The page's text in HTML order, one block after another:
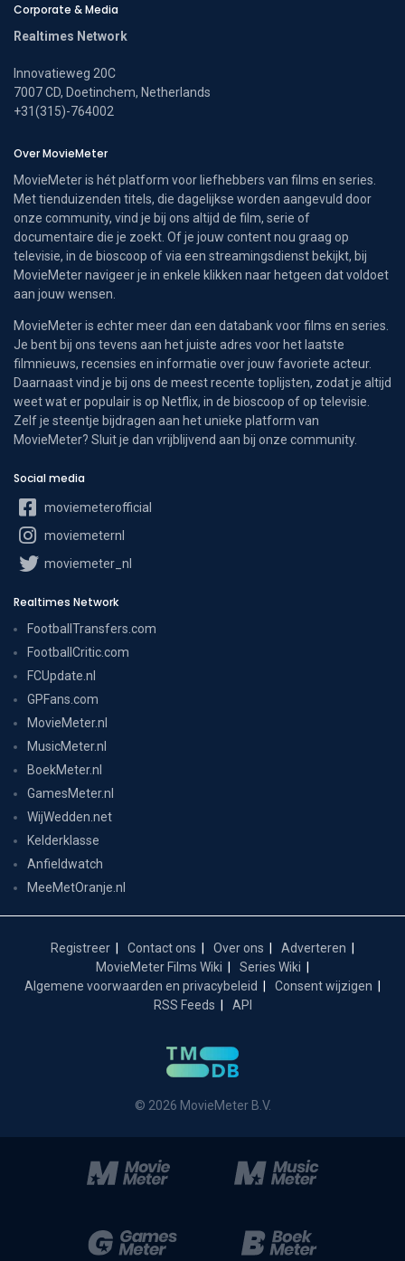
Corporate & Media
Realtimes Network
Innovatieweg 20C
7007 CD, Doetinchem, Netherlands
+31(315)-764002
Over MovieMeter
MovieMeter is hét platform voor liefhebbers van films en series.
Met tienduizenden titels, die dagelijkse worden aangevuld door
onze community, vind je bij ons altijd de film, serie of
documentaire die je zoekt. Of je jouw content nou graag op
televisie, in de bioscoop of via een streamingsdienst bekijkt, bij
MovieMeter navigeer je in enkele klikken naar hetgeen dat voldoet
aan jouw wensen.
MovieMeter is echter meer dan een databank voor films en series.
Je bent bij ons tevens aan het juiste adres voor het laatste
filmnieuws, recensies en informatie over jouw favoriete acteur.
Daarnaast vind je bij ons de meest recente toplijsten, zodat je altijd
weet wat er populair is op Netflix, in de bioscoop of op televisie.
Zelf je steentje bijdragen aan het unieke platform van
MovieMeter? Sluit je dan vrijblijvend aan bij onze community.
Social media
moviemeterofficial
moviemeternl
moviemeter_nl
Realtimes Network
FootballTransfers.com
FootballCritic.com
FCUpdate.nl
GPFans.com
MovieMeter.nl
MusicMeter.nl
BoekMeter.nl
GamesMeter.nl
WijWedden.net
Kelderklasse
Anfieldwatch
MeeMetOranje.nl
Registreer Contact ons Over ons
Adverteren
MovieMeter Films Wiki
Series Wiki
Algemene voorwaarden en privacybeleid
Consent wijzigen
RSS Feeds
API
© 2026 MovieMeter B.V.